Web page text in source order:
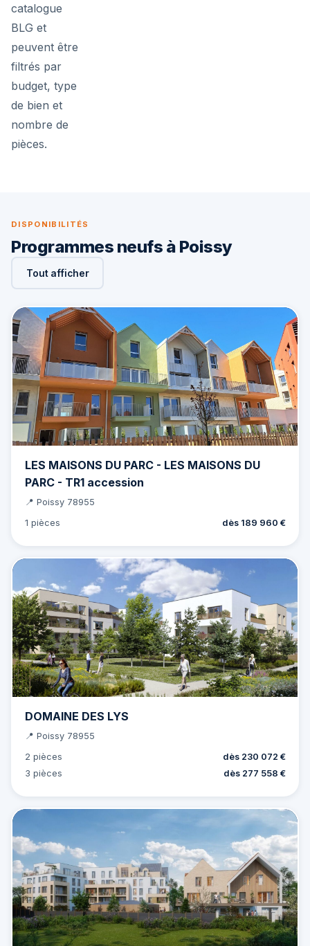
catalogue
BLG et
peuvent être
filtrés par
budget, type
de bien et
nombre de
pièces.
DISPONIBILITÉS
Programmes neufs à Poissy
Tout afficher
LES MAISONS DU PARC - LES MAISONS DU
PARC - TR1 accession
📍 Poissy 78955
1 pièces
dès 189 960 €
DOMAINE DES LYS
📍 Poissy 78955
2 pièces
dès 230 072 €
3 pièces
dès 277 558 €